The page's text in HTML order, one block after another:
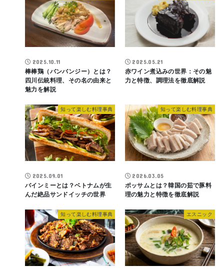
2025.10.11
棒棒鶏（バンバンジー）とは？
四川伝統料理、その名の由来と
魅力を解説
2025.05.21
赤ワイン煮込みの世界：その魅
力と特徴、調理法を徹底解説
知って楽しむ料理事典
2025.09.01
バインミーとは？ベトナムが生
んだ絶品サンドイッチの世界
知って楽しむ料理事典
2026.03.05
ポッサムとは？韓国の茹で豚料
理の魅力と特徴を徹底解説
知って楽しむ料理事典 エスニック